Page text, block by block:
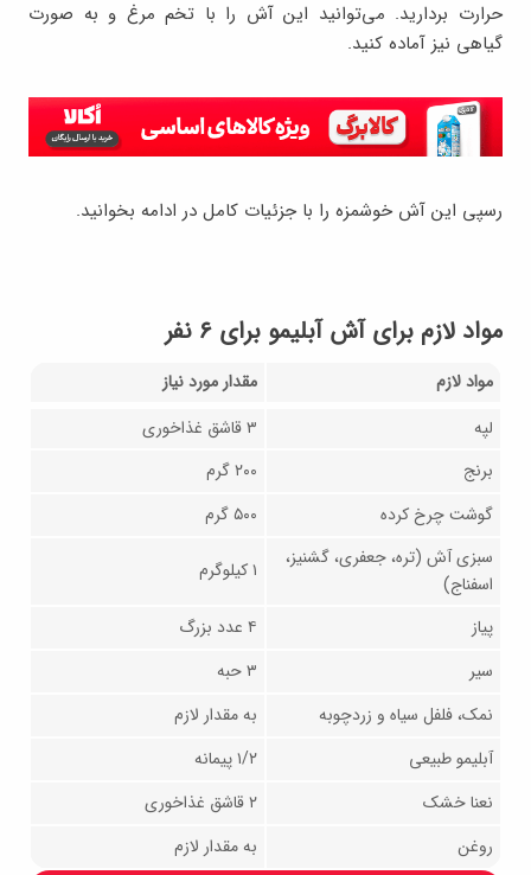
حرارت بردارید. می‌توانید این آش را با تخم مرغ و به صورت
گیاهی نیز آماده کنید.
رسپی این آش خوشمزه را با جزئیات کامل در ادامه بخوانید.
مواد لازم برای آش آبلیمو برای ۶ نفر
مواد لازم
مقدار مورد نیاز
لپه
۳ قاشق غذاخوری
برنج
۲۰۰ گرم
گوشت چرخ کرده
۵۰۰ گرم
سبزی آش (تره، جعفری، گشنیز،
اسفناج)
۱ کیلوگرم
پیاز
۴ عدد بزرگ
سیر
۳ حبه
نمک، فلفل سیاه و زردچوبه
به مقدار لازم
آبلیمو طبیعی
۱/۲ پیمانه
نعنا خشک
۲ قاشق غذاخوری
روغن
به مقدار لازم